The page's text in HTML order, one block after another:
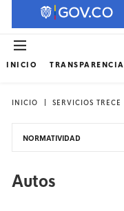
INICIO TRANSPARENCIA
INICIO SERVICIOS TRECE
NORMATIVIDAD
Autos